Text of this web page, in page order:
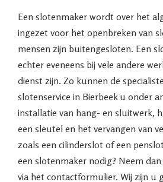
Een slotenmaker wordt over het
ingezet voor het openbreken van
mensen zijn buitengesloten. Een
echter eveneens bij vele andere
dienst zijn. Zo kunnen de
slotenservice in Bierbeek u onder
installatie van hang- en sluitwerk,
een sleutel en het vervangen van
zoals een cilinderslot of een
een slotenmaker nodig? Neem
via het contactformulier. Wij zijn u